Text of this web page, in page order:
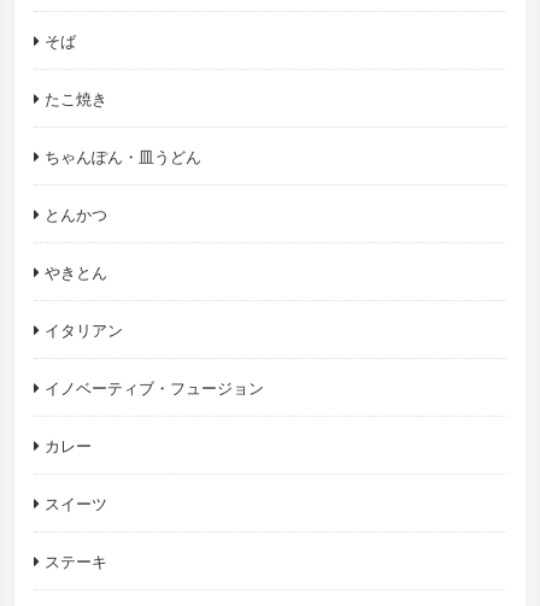
そば
たこ焼き
ちゃんぽん・皿うどん
とんかつ
やきとん
イタリアン
イノベーティブ・フュージョン
カレー
スイーツ
ステーキ